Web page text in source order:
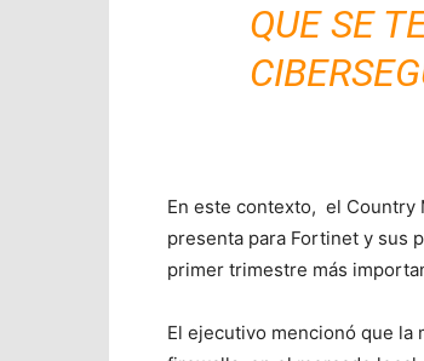
QUE SE
En este contexto, el Country
presenta para Fortinet y sus
primer trimestre más
El ejecutivo mencionó que la